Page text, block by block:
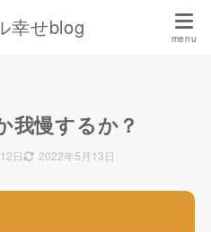
幸せblog
我慢するか？
日 2022年5月13日